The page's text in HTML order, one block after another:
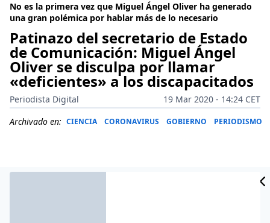
No es la primera vez que Miguel Ángel Oliver ha generado
una gran polémica por hablar más de lo necesario
Patinazo del secretario de Estado
de Comunicación: Miguel Ángel
Oliver se disculpa por llamar
«deficientes» a los discapacitados
Periodista Digital
19 Mar 2020 - 14:24 CET
Archivado en: CIENCIA CORONAVIRUS GOBIERNO PERIODISMO